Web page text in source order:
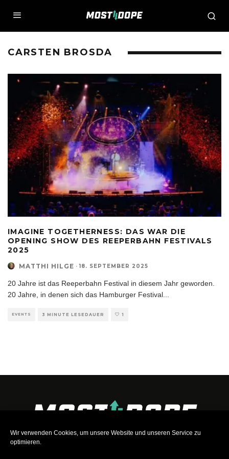
Wir verwenden Cookies, um unsere Website und unseren Service zu
optimieren.
CARSTEN BROSDA
IMAGINE TOGETHERNESS: DAS WAR DIE
OPENING SHOW DES REEPERBAHN FESTIVALS
2025
MATTHI HILGE · 18. SEPTEMBER 2025
20 Jahre ist das Reeperbahn Festival in diesem Jahr geworden.
20 Jahre, in denen sich das Hamburger Festival
EVENTS 3 MINUTE LESEDAUER 1